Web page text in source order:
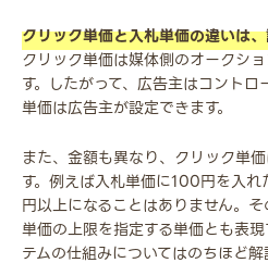
クリック単価と入札単価の違いは
クリック単価は媒体側のオークシ
す。したがって、広告主はコント
単価は広告主が設定できます。
また、金額も異なり、クリック単
す。例えば入札単価に100円を入
円以上になることはありません。
単価の上限を指定する単価とも表
テムの仕組みについてはのちほど解